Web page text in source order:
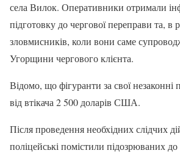
села Вилок. Оперативники отримали
підготовку до чергової переправи та, в
зловмисників, коли вони саме
Угорщини чергового клієнта.
Відомо, що фігуранти за свої незаконні
від втікача 2 500 доларів США.
Після проведення необхідних слідчих
поліцейські помістили підозрюваних до